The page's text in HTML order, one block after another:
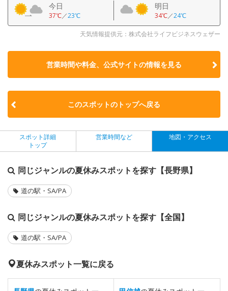
今日
37℃／23℃
明日
34℃／24℃
天気情報提供元：株式会社ライフビジネスウェザー
営業時間や料金、公式サイトの情報を見る
このスポットのトップへ戻る
スポット詳細
トップ
営業時間など 地図・アクセス
同じジャンルの夏休みスポットを探す【長野県】
道の駅・SA/PA
同じジャンルの夏休みスポットを探す【全国】
道の駅・SA/PA
夏休みスポット一覧に戻る